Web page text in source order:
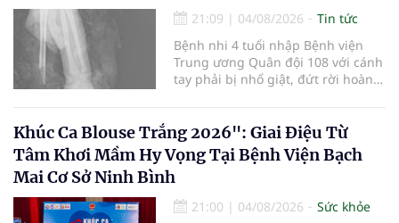
hiến và ghép mô tạng.
21:09 | 04/08/2026
Tin tức
Bệnh nhi 4 tuổi nhập Bệnh viện
Trung ương Quân đội 108 với cánh
tay phải bị nhổ giật, đứt rời hoàn
thương nặng và thời gian thiếu
máu kéo dài, các bác sĩ đã tái lập
tuần hoàn thành công sau ca vi
phẫu kéo dài 3 giờ.
Khúc Ca Blouse Trắng 2026": Giai Điệu Từ
Tâm Khơi Mầm Hy Vọng Tại Bệnh Viện Bạch
Mai Cơ Sở Ninh Bình
21:00 | 04/08/2026
Sức khỏe